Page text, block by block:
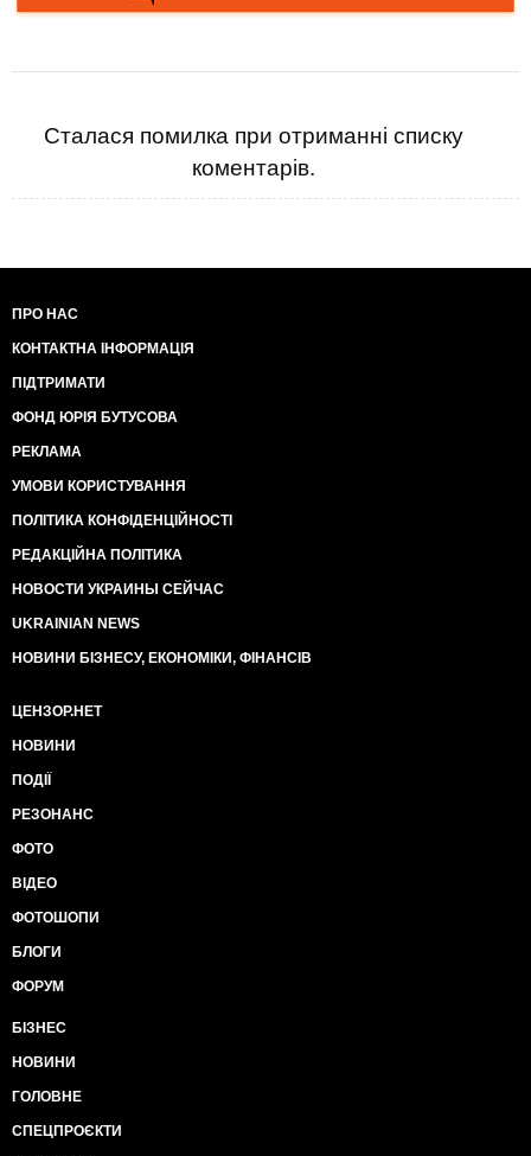
Сталася помилка при отриманні списку
коментарів.
ПРО НАС
КОНТАКТНА ІНФОРМАЦІЯ
ПІДТРИМАТИ
ФОНД ЮРІЯ БУТУСОВА
РЕКЛАМА
УМОВИ КОРИСТУВАННЯ
ПОЛІТИКА КОНФІДЕНЦІЙНОСТІ
РЕДАКЦІЙНА ПОЛІТИКА
НОВОСТИ УКРАИНЫ СЕЙЧАС
UKRAINIAN NEWS
НОВИНИ БІЗНЕСУ, ЕКОНОМІКИ, ФІНАНСІВ
ЦЕНЗОР.НЕТ
НОВИНИ
ПОДІЇ
РЕЗОНАНС
ФОТО
ВІДЕО
ФОТОШОПИ
БЛОГИ
ФОРУМ
БІЗНЕС
НОВИНИ
ГОЛОВНЕ
СПЕЦПРОЄКТИ